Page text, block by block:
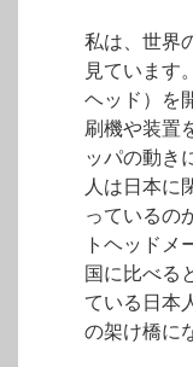
私は、世界
見ています
ヘッド）を
刷機や装置
ッパの動き
人は日本に
っているの
トヘッド
国に比べる
ている日本
の架け橋に